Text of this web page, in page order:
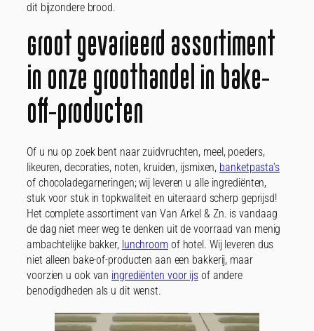
dit bijzondere brood.
Groot gevarieerd assortiment
in onze groothandel in bake-
off-producten
Of u nu op zoek bent naar zuidvruchten, meel, poeders,
likeuren, decoraties, noten, kruiden, ijsmixen, banketpasta’s
of chocoladegarneringen; wij leveren u alle ingrediënten,
stuk voor stuk in topkwaliteit en uiteraard scherp geprijsd!
Het complete assortiment van Van Arkel & Zn. is vandaag
de dag niet meer weg te denken uit de voorraad van menig
ambachtelijke bakker, lunchroomof hotel. Wij leveren dus
niet alleen bake-of-producten aan een bakkerij, maar
voorzien u ook van ingrediënten voor ijs of andere
benodigdheden als u dit wenst.